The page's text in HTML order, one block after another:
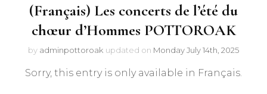
(Français) Les concerts de l’été du
chœur d’Hommes POTTOROAK
by adminpottoroak updated on Monday July 14th, 2025
Sorry, this entry is only available in Français.